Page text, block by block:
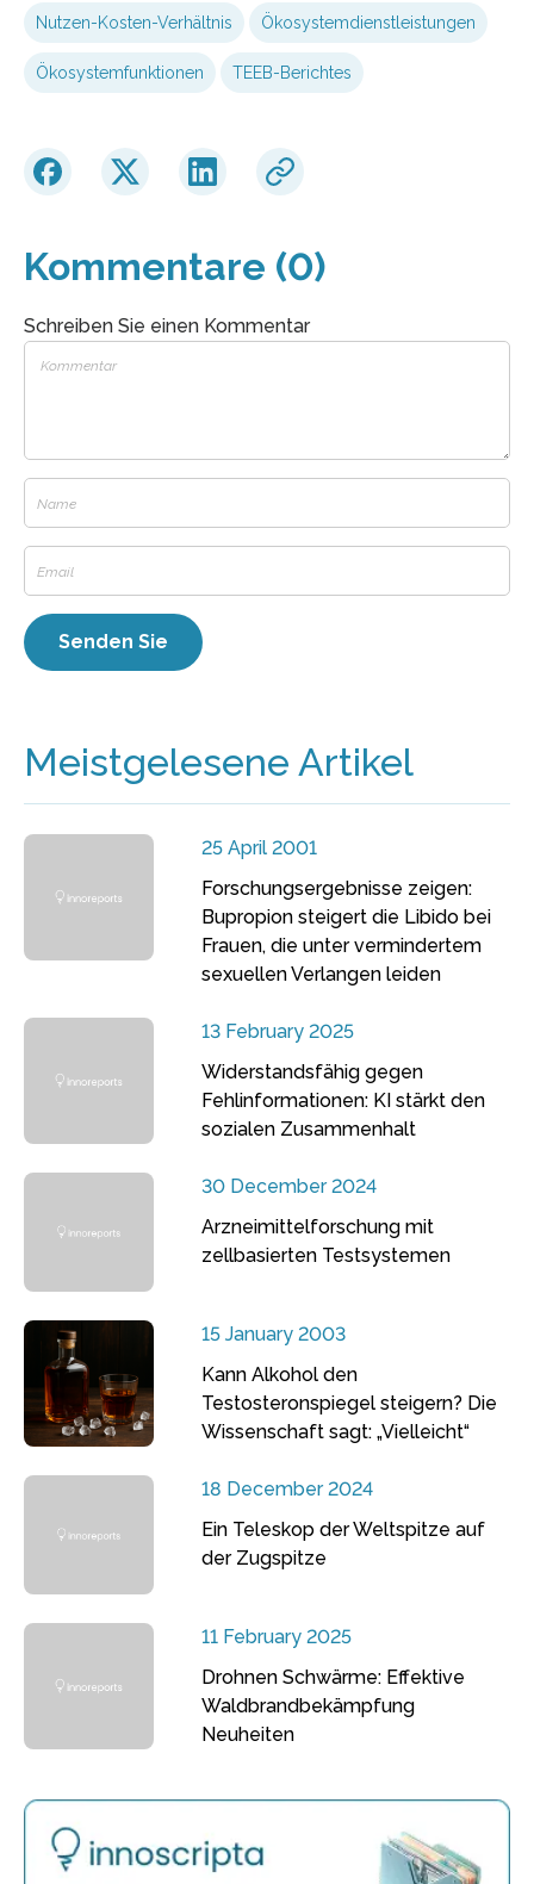
Nutzen-Kosten-Verhältnis Ökosystemdienstleistungen
Ökosystemfunktionen TEEB-Berichtes
Kommentare (0)
Schreiben Sie einen Kommentar
Meistgelesene Artikel
25 April 2001
Forschungsergebnisse zeigen:
Bupropion steigert die Libido bei
Frauen, die unter vermindertem
sexuellen Verlangen leiden
13 February 2025
Widerstandsfähig gegen
Fehlinformationen: KI stärkt den
sozialen Zusammenhalt
30 December 2024
Arzneimittelforschung mit
zellbasierten Testsystemen
15 January 2003
Kann Alkohol den
Testosteronspiegel steigern? Die
Wissenschaft sagt: „Vielleicht“
18 December 2024
Ein Teleskop der Weltspitze auf
der Zugspitze
11 February 2025
Drohnen Schwärme: Effektive
Waldbrandbekämpfung
Neuheiten